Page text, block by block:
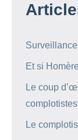
Et si
Le coup
complotistes
Le